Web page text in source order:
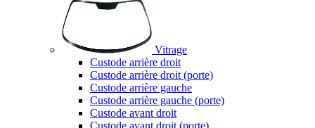
Vitrage
Custode arrière droit
Custode arrière droit (porte)
Custode arrière gauche
Custode arrière gauche (porte)
Custode avant droit
Custode avant droit (porte)